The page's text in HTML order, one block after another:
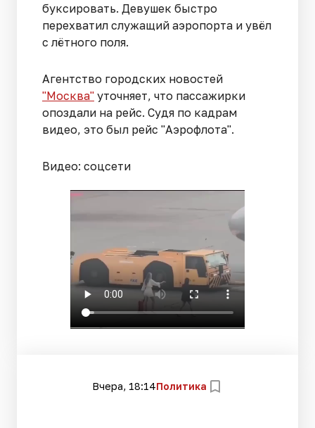
буксировать. Девушек быстро
перехватил служащий аэропорта и увёл
с лётного поля.
Агентство городских новостей
"Москва" уточняет, что пассажирки
опоздали на рейс. Судя по кадрам
видео, это был рейс "Аэрофлота".
Видео: соцсети
Вчера, 18:14Политика